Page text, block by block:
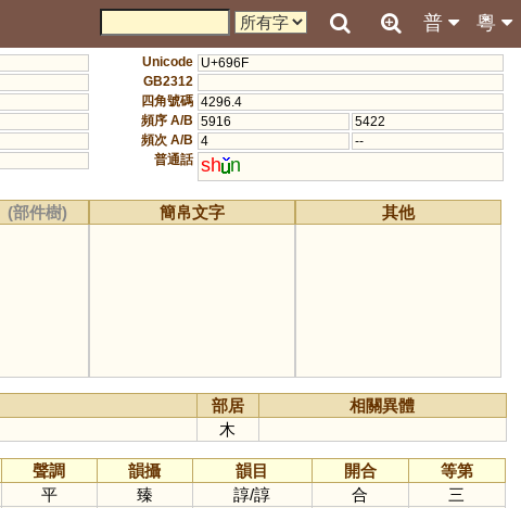
粵
普
Unicode U+696F
GB2312
四角號碼 4296.4
頻序 A/B 5916
5422
頻次 A/B 4
--
普通話 sh n
(部件樹) 簡帛文字 其他
部居
相關異體
木
聲調 韻攝 韻目 開合
等第
平 臻 諄/諄 合
三